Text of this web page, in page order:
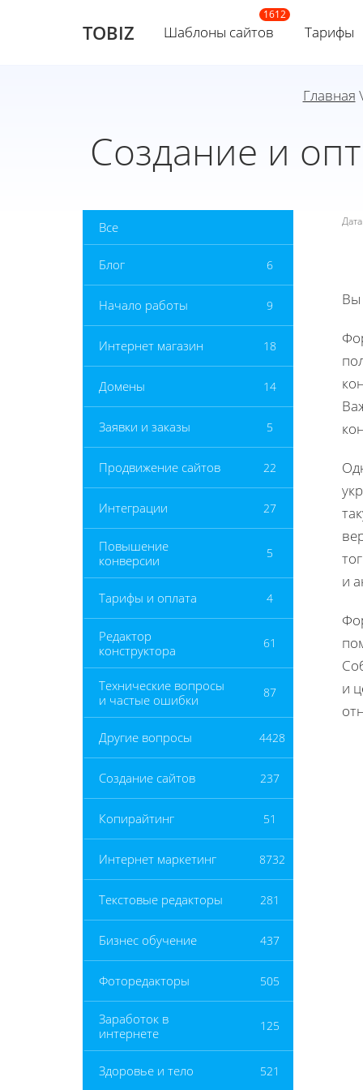
TOBIZ Шаблоны сайтов Тарифы
Главная
Создание и
Все
Блог 6
Начало работы 9
Интернет магазин 18
Домены 14
Заявки и заказы 5
Продвижение сайтов 22
Интеграции 27
Повышение
конверсии
5
Тарифы и оплата 4
Редактор
конструктора
61
Технические вопросы
и частые ошибки
87
Другие вопросы 4428
Создание сайтов 237
Копирайтинг 51
Интернет маркетинг 8732
Текстовые редакторы 281
Бизнес обучение 437
Фоторедакторы 505
Заработок в
интернете
125
Здоровье и тело 521
Вы
и
и